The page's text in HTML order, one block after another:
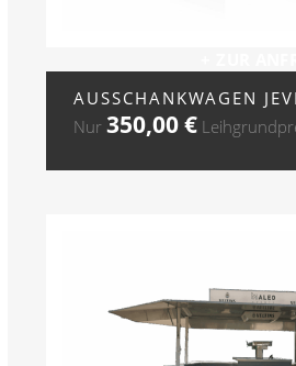
AUSSCHANKWAGEN
Nur350,00€